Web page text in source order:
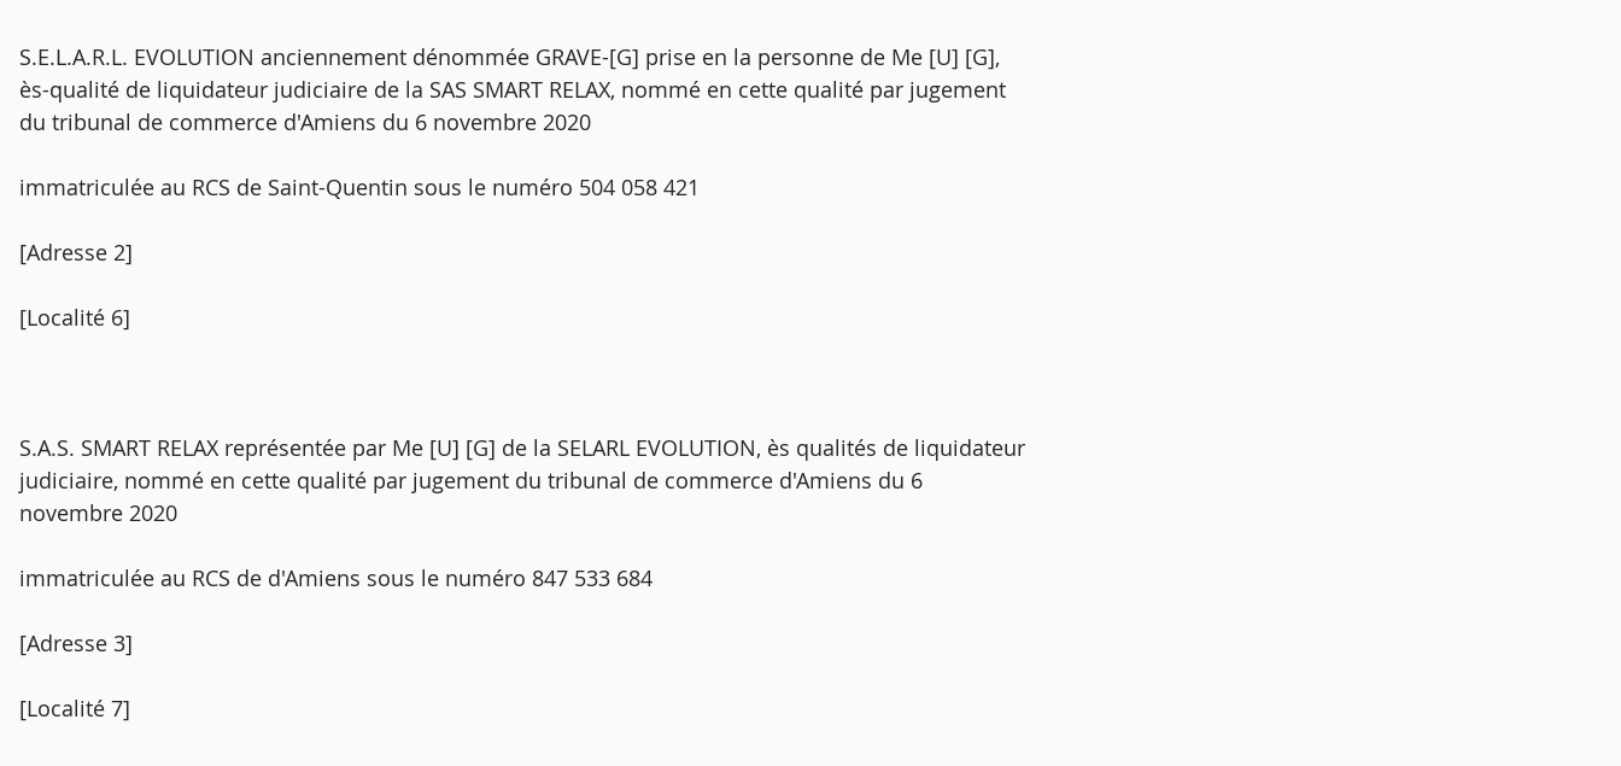
S.E.L.A.R.L. EVOLUTION anciennement dénommée GRAVE-[G] prise en la personne de Me [U] [G],
ès-qualité de liquidateur judiciaire de la SAS SMART RELAX, nommé en cette qualité par jugement
du tribunal de commerce d'Amiens du 6 novembre 2020
immatriculée au RCS de Saint-Quentin sous le numéro 504 058 421
[Adresse 2]
[Localité 6]
S.A.S. SMART RELAX représentée par Me [U] [G] de la SELARL EVOLUTION, ès qualités de liquidateur
judiciaire, nommé en cette qualité par jugement du tribunal de commerce d'Amiens du 6
novembre 2020
immatriculée au RCS de d'Amiens sous le numéro 847 533 684
[Adresse 3]
[Localité 7]